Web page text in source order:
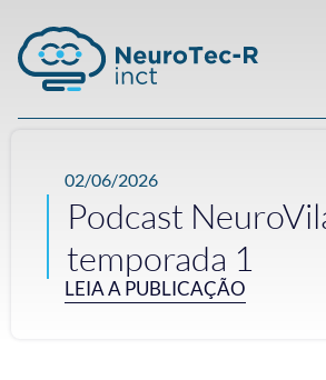
02/06/2026
Podcast
temporada 1
LEIA A PUBLICAÇÃO